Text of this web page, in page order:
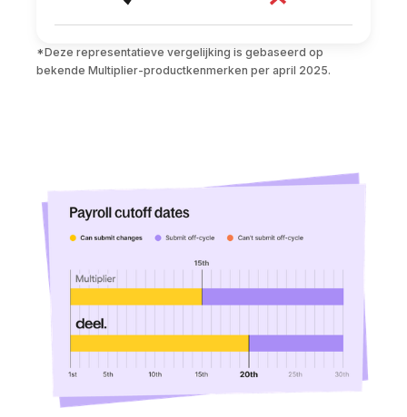
*Deze representatieve vergelijking is gebaseerd op
bekende Multiplier-productkenmerken per april 2025.